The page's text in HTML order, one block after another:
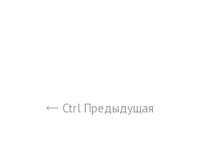
Ctrl Предыдущая